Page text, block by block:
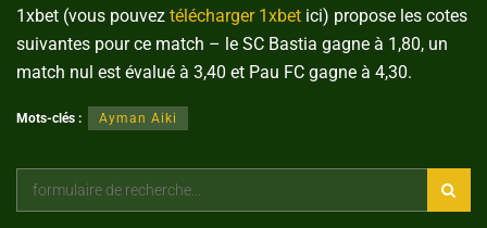
1xbet (vous pouvez télécharger 1xbet ici) propose les cotes
suivantes pour ce match – le SC Bastia gagne à 1,80, un
match nul est évalué à 3,40 et Pau FC gagne à 4,30.
Mots-clés : Ayman Aiki